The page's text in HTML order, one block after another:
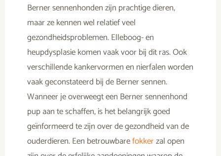
Berner sennenhonden zijn prachtige dieren,
maar ze kennen wel relatief veel
gezondheidsproblemen. Elleboog- en
heupdysplasie komen vaak voor bij dit ras. Ook
verschillende kankervormen en nierfalen worden
vaak geconstateerd bij de Berner sennen.
Wanneer je overweegt een Berner sennenhond
pup aan te schaffen, is het belangrijk goed
geïnformeerd te zijn over de gezondheid van de
ouderdieren. Een betrouwbarefokkerzal open